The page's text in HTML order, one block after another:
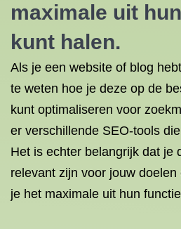
maximale uit
kunt halen.
Als je een website of blog
te weten hoe je deze op de
kunt optimaliseren voor
er verschillende SEO-tools
Het is echter belangrijk dat je
relevant zijn voor jouw
je het maximale uit hun